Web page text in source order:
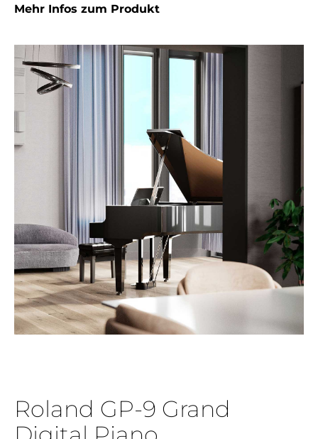
Mehr Infos zum Produkt
Roland GP-9 Grand